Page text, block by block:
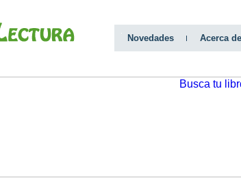
Novedades Acerca de